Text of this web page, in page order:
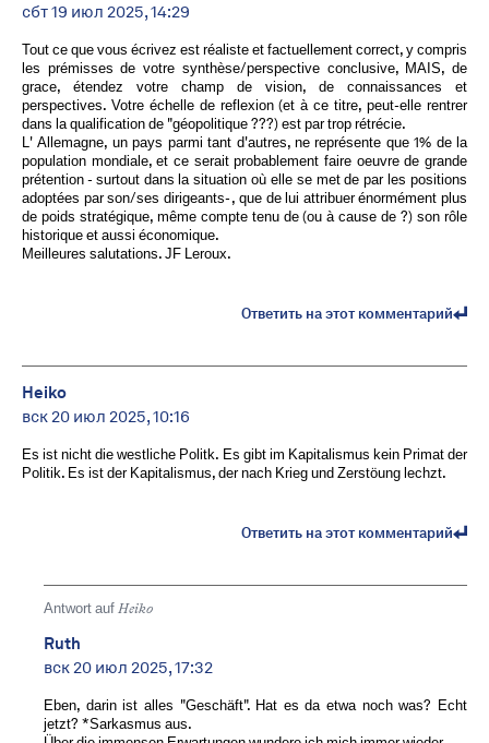
сбт 19 июл 2025, 14:29
Tout ce que vous écrivez est réaliste et factuellement correct, y compris
les prémisses de votre synthèse/perspective conclusive, MAIS, de
grace, étendez votre champ de vision, de connaissances et
perspectives. Votre échelle de reflexion (et à ce titre, peut-elle rentrer
dans la qualification de "géopolitique ???) est par trop rétrécie.
L' Allemagne, un pays parmi tant d'autres, ne représente que 1% de la
population mondiale, et ce serait probablement faire oeuvre de grande
prétention - surtout dans la situation où elle se met de par les positions
adoptées par son/ses dirigeants- , que de lui attribuer énormément plus
de poids stratégique, même compte tenu de (ou à cause de ?) son rôle
historique et aussi économique.
Meilleures salutations. JF Leroux.
Ответить на этот комментарий
Heiko
вск 20 июл 2025, 10:16
Es ist nicht die westliche Politk. Es gibt im Kapitalismus kein Primat der
Politik. Es ist der Kapitalismus, der nach Krieg und Zerstöung lechzt.
Ответить на этот комментарий
Antwort auf Heiko
Ruth
вск 20 июл 2025, 17:32
Eben, darin ist alles "Geschäft". Hat es da etwa noch was? Echt
jetzt? *Sarkasmus aus.